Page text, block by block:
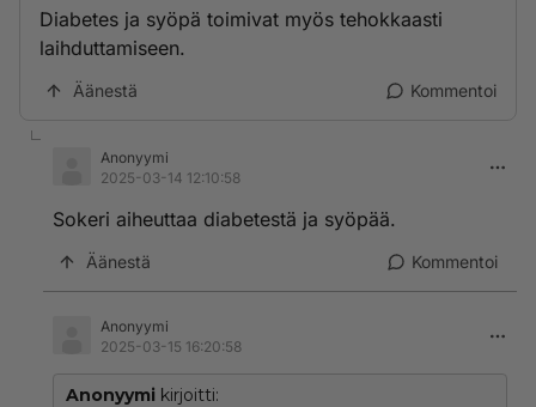
Diabetes ja syöpä toimivat myös tehokkaasti
laihduttamiseen.
Äänestä Kommentoi
Anonyymi
2025-03-14 12:10:58
Sokeri aiheuttaa diabetestä ja syöpää.
Äänestä Kommentoi
Anonyymi
2025-03-15 16:20:58
Anonyymi kirjoitti: